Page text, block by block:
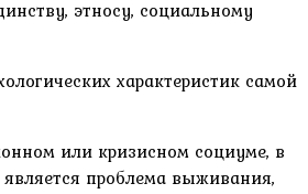
этносу, социальному
характеристик самой
или кризисном социуме, в
проблема выживания,